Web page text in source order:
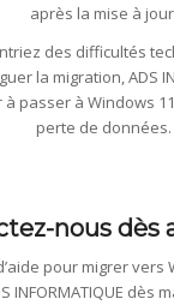
après la mise à
des difficultés
la migration, ADS
passer à Windows
perte de données.
nous dès
pour migrer vers
INFORMATIQUE dès